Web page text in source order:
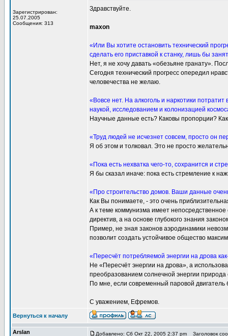
Зарегистрирован:
25.07.2005
Сообщения: 313
Здравствуйте.
maxon
«Или Вы хотите остановить технический
сделать его приставкой к станку, лишь бы
Нет, я не хочу давать «обезьяне гранату».
Сегодня технический прогресс опередил
человечества не желаю.
«Вовсе нет. На алкоголь и наркотики
наукой, исследованием и колонизацией
Научные данные есть? Каковы пропорции?
«Труд людей не исчезнет совсем, просто он
Я об этом и толковал. Это не просто
«Пока есть нехватка чего-то, сохранится и
Я бы сказал иначе: пока есть стремление к
«Про строительство домов. Ваши данные
Как Вы понимаете, - это очень
А к теме коммунизма имеет
директив, а на основе глубокого знания
Пример, не зная законов аэродинамики
позволит создать устойчивое общество
«Пересчёт потребляемой энергии на дрова
Не «Пересчёт энергии на дрова», а
преобразованием солнечной энергии природа
По мне, если современный паровой
С уважением, Ефремов.
Вернуться к началу
Arslan Добавлено: Сб Окт 22, 2005 2:37 pm Заголовок